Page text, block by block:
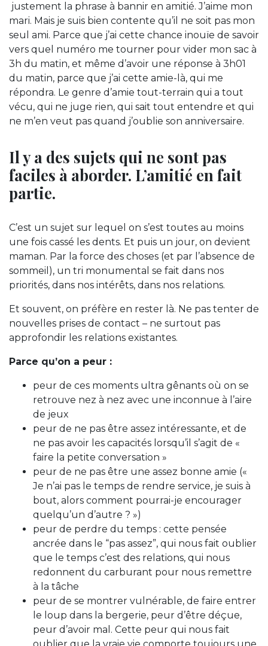
justement la phrase à bannir en amitié. J’aime mon
mari. Mais je suis bien contente qu’il ne soit pas mon
seul ami. Parce que j’ai cette chance inouïe de savoir
vers quel numéro me tourner pour vider mon sac à
3h du matin, et même d’avoir une réponse à 3h01
du matin, parce que j’ai cette amie-là, qui me
répondra. Le genre d’amie tout-terrain qui a tout
vécu, qui ne juge rien, qui sait tout entendre et qui
ne m’en veut pas quand j’oublie son anniversaire.
Il y a des sujets qui ne sont pas
faciles à aborder. L’amitié en fait
partie.
C’est un sujet sur lequel on s’est toutes au moins
une fois cassé les dents. Et puis un jour, on devient
maman. Par la force des choses (et par l’absence de
sommeil), un tri monumental se fait dans nos
priorités, dans nos intérêts, dans nos relations.
Et souvent, on préfère en rester là. Ne pas tenter de
nouvelles prises de contact – ne surtout pas
approfondir les relations existantes.
Parce qu’on a peur :
peur de ces moments ultra gênants où on se
retrouve nez à nez avec une inconnue à l’aire
de jeux
peur de ne pas être assez intéressante, et de
ne pas avoir les capacités lorsqu’il s’agit de «
faire la petite conversation »
peur de ne pas être une assez bonne amie («
Je n’ai pas le temps de rendre service, je suis à
bout, alors comment pourrai-je encourager
quelqu’un d’autre ? »)
peur de perdre du temps : cette pensée
ancrée dans le “pas assez”, qui nous fait oublier
que le temps c’est des relations, qui nous
redonnent du carburant pour nous remettre
à la tâche
peur de se montrer vulnérable, de faire entrer
le loup dans la bergerie, peur d’être déçue,
peur d’avoir mal. Cette peur qui nous fait